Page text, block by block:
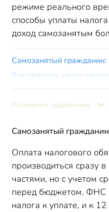
режиме реального
способы уплаты
доход самозанятым
Самозанятый гражданин:
Как оплатить налог
Итоги
Развернуть содержание
Самозанятый
Оплата налогового
производиться сразу
частями, но с учетом
перед бюджетом. ФНС
налога к уплате, и к